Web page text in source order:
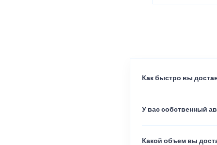
Как быстро вы
У вас собственный
Какой объем вы